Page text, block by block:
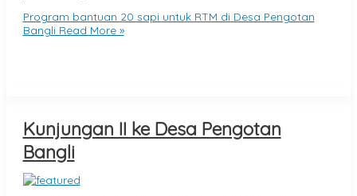
Program bantuan 20 sapi untuk RTM di Desa Pengotan
Bangli Read More »
Kunjungan II ke Desa Pengotan
Bangli